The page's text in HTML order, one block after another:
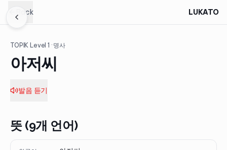
Back LUKATO
TOPIK Level1 · 명사
아저씨
발음 듣기
뜻 (9개 언어)